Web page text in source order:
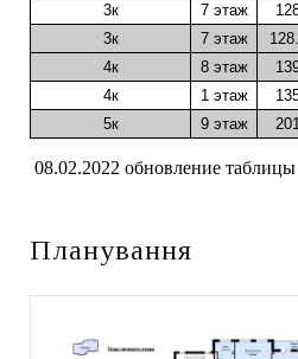
3к
7 этаж
3к
7 этаж
4к
8 этаж
4к
1 этаж
5к
9 этаж
08.02.2022 обновление таблицы
Планування